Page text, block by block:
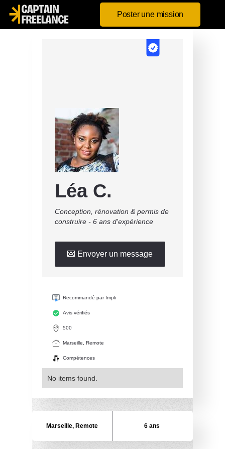
Poster une mission
Léa C.
Conception, rénovation & permis de
construire - 6 ans d'expérience
💌 Envoyer un message
Recommandé par Impli
Avis vérifiés
500
Marseille, Remote
Compétences
No items found.
Marseille, Remote 6 ans